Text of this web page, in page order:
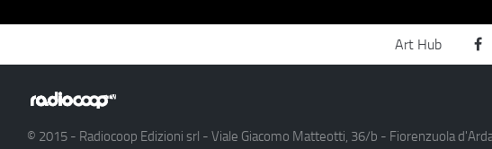
Art Hub
© 2015 - Radiocoop Edizioni srl - Viale Giacomo Matteotti, 36/b - Fiorenzuola